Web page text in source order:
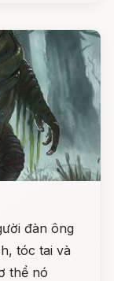
đàn ông
tóc tai và
thể nó